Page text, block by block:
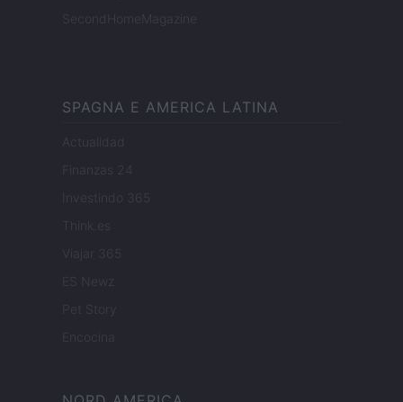
SecondHomeMagazine
SPAGNA E AMERICA LATINA
Actualidad
Finanzas 24
Investindo 365
Think.es
Viajar 365
ES Newz
Pet Story
Encocina